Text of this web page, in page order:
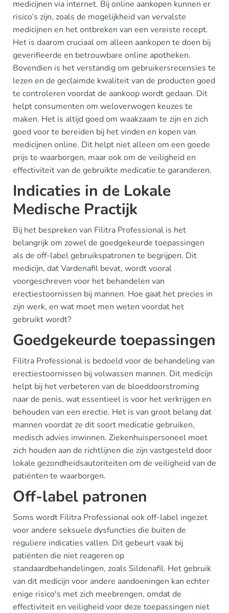
medicijnen via internet. Bij online aankopen kunnen er
risico’s zijn, zoals de mogelijkheid van vervalste
medicijnen en het ontbreken van een vereiste recept.
Het is daarom cruciaal om alleen aankopen te doen bij
geverifieerde en betrouwbare online apotheken.
Bovendien is het verstandig om gebruikersrecensies te
lezen en de geclaimde kwaliteit van de producten goed
te controleren voordat de aankoop wordt gedaan. Dit
helpt consumenten om weloverwogen keuzes te
maken. Het is altijd goed om waakzaam te zijn en zich
goed voor te bereiden bij het vinden en kopen van
medicijnen online. Dit helpt niet alleen om een goede
prijs te waarborgen, maar ook om de veiligheid en
effectiviteit van de gebruikte medicatie te garanderen.
Indicaties in de Lokale
Medische Practijk
Bij het bespreken van Filitra Professional is het
belangrijk om zowel de goedgekeurde toepassingen
als de off-label gebruikspatronen te begrijpen. Dit
medicijn, dat Vardenafil bevat, wordt vooral
voorgeschreven voor het behandelen van
erectiestoornissen bij mannen. Hoe gaat het precies in
zijn werk, en wat moet men weten voordat het
gebruikt wordt?
Goedgekeurde toepassingen
Filitra Professional is bedoeld voor de behandeling van
erectiestoornissen bij volwassen mannen. Dit medicijn
helpt bij het verbeteren van de bloeddoorstroming
naar de penis, wat essentieel is voor het verkrijgen en
behouden van een erectie. Het is van groot belang dat
mannen voordat ze dit soort medicatie gebruiken,
medisch advies inwinnen. Ziekenhuispersoneel moet
zich houden aan de richtlijnen die zijn vastgesteld door
lokale gezondheidsautoriteiten om de veiligheid van de
patiënten te waarborgen.
Off-label patronen
Soms wordt Filitra Professional ook off-label ingezet
voor andere seksuele dysfuncties die buiten de
reguliere indicaties vallen. Dit gebeurt vaak bij
patiënten die niet reageren op
standaardbehandelingen, zoals Sildenafil. Het gebruik
van dit medicijn voor andere aandoeningen kan echter
enige risico's met zich meebrengen, omdat de
effectiviteit en veiligheid voor deze toepassingen niet